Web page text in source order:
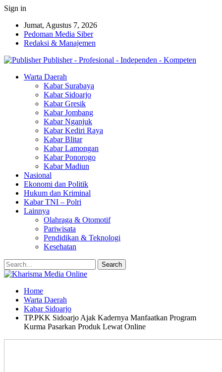
Sign in
Jumat, Agustus 7, 2026
Pedoman Media Siber
Redaksi & Manajemen
Publisher - Profesional - Independen - Kompeten
Warta Daerah
Kabar Surabaya
Kabar Sidoarjo
Kabar Gresik
Kabar Jombang
Kabar Nganjuk
Kabar Kediri Raya
Kabar Blitar
Kabar Lamongan
Kabar Ponorogo
Kabar Madiun
Nasional
Ekonomi dan Politik
Hukum dan Kriminal
Kabar TNI – Polri
Lainnya
Olahraga & Otomotif
Pariwisata
Pendidikan & Teknologi
Kesehatan
Home
Warta Daerah
Kabar Sidoarjo
TP.PKK Sidoarjo Ajak Kadernya Manfaatkan Program
Kurma Pasarkan Produk Lewat Online